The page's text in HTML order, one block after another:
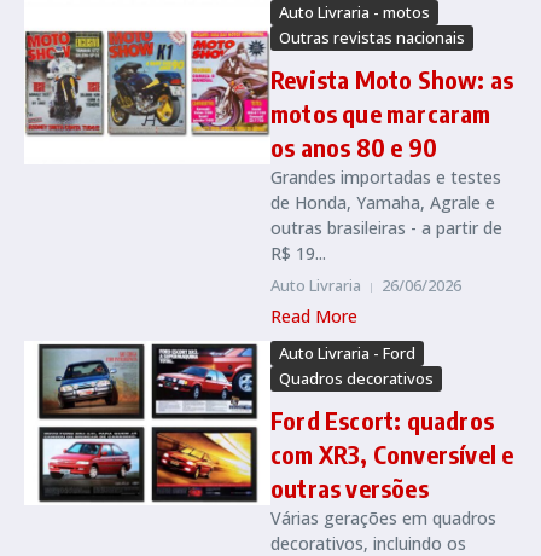
Auto Livraria - motos
Outras revistas nacionais
Revista Moto Show: as
motos que marcaram
os anos 80 e 90
Grandes importadas e testes
de Honda, Yamaha, Agrale e
outras brasileiras - a partir de
R$ 19...
Auto Livraria 26/06/2026
Read More
Auto Livraria - Ford
Quadros decorativos
Ford Escort: quadros
com XR3, Conversível e
outras versões
Várias gerações em quadros
decorativos, incluindo os